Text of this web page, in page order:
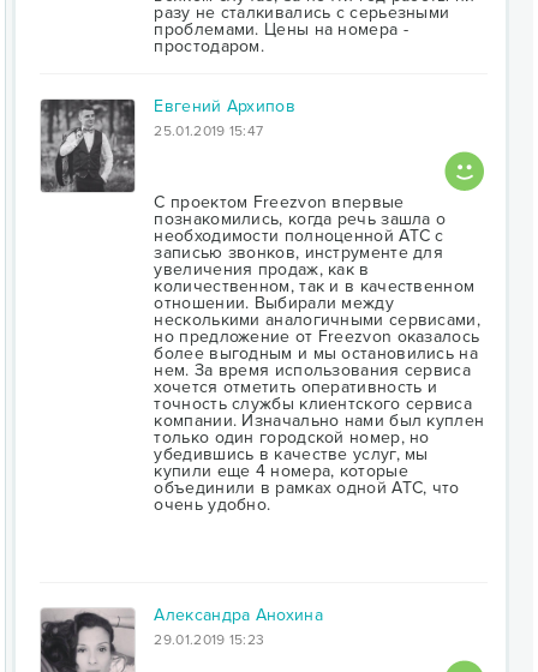
разу не сталкивались с серьезными
проблемами. Цены на номера -
простодаром.
Евгений Архипов
25.01.2019 15:47
С проектом Freezvon впервые
познакомились, когда речь зашла о
необходимости полноценной АТС с
записью звонков, инструменте для
увеличения продаж, как в
количественном, так и в качественном
отношении. Выбирали между
несколькими аналогичными сервисами,
но предложение от Freezvon оказалось
более выгодным и мы остановились на
нем. За время использования сервиса
хочется отметить оперативность и
точность службы клиентского сервиса
компании. Изначально нами был куплен
только один городской номер, но
убедившись в качестве услуг, мы
купили еще 4 номера, которые
объединили в рамках одной АТС, что
очень удобно.
Александра Анохина
29.01.2019 15:23